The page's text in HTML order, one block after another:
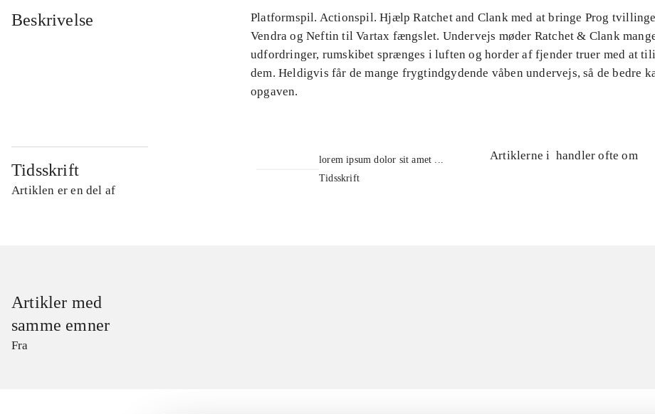
Beskrivelse
Platformspil. Actionspil. Hjælp Ratchet and Clank med at bringe Prog
Vendra og Neftin til Vartax fængslet. Undervejs møder Ratchet & Clank
udfordringer, rumskibet sprænges i luften og horder af fjender truer med at
dem. Heldigvis får de mange frygtindgydende våben undervejs, så de bedre
opgaven.
Tidsskrift
Artiklen er en del af
lorem ipsum dolor sit amet ...
Tidsskrift
Artiklerne i handler ofte om
Artikler med
samme emner
Fra